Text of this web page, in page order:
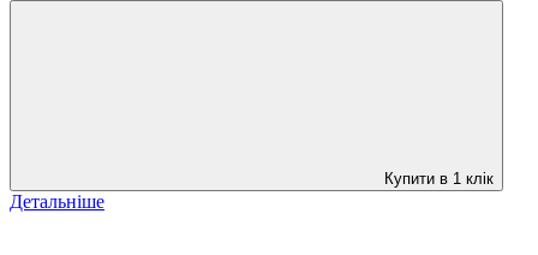
Купити в 1 клік
Детальніше